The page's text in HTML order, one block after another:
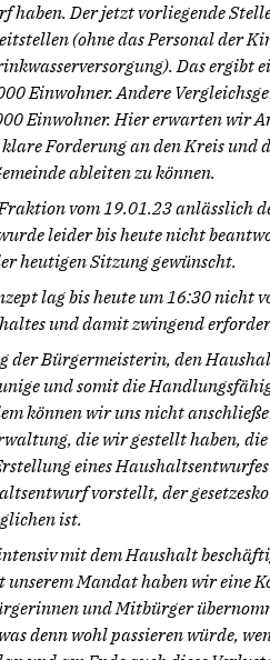
haben. Der jetzt vorliegende
(ohne das Personal der
Das ergibt
Einwohner. Andere
Einwohner. Hier erwarten wir
Forderung an den Kreis und
ableiten zu können.
vom 19.01.23 anlässlich
leider bis heute nicht
heutigen Sitzung gewünscht.
lag bis heute um 16:30 nicht
und damit zwingend
der Bürgermeisterin, den
und somit die
können wir uns nicht
die wir gestellt haben,
eines
vorstellt, der
ist.
mit dem Haushalt
unserem Mandat haben wir eine
und Mitbürger
denn wohl passieren würde,